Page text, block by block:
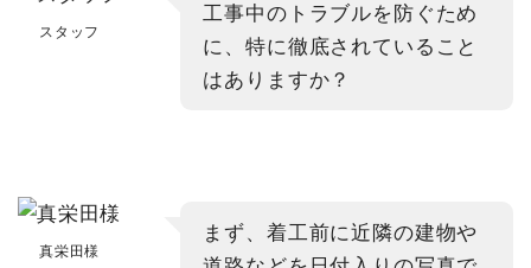
スタッフ
工事中のトラブルを防ぐため
に、特に徹底されていること
はありますか？
真栄田様
まず、着工前に近隣の建物や